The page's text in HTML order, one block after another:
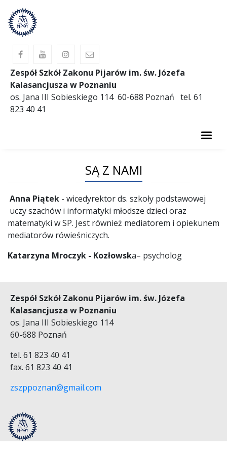
Zespół Szkół Zakonu Pijarów im. św. Józefa
Kalasancjusza w Poznaniu
os. Jana III Sobieskiego 114 60-688 Poznań tel. 61
823 40 41
PREWENCJA
OBIADY
BIBLIOTEKA
RADA RODZICÓW
MY I NASZE SUKCESY
WSPÓŁPRACA
WSPIERAJ NAS
POZNAŃSKI BIEG JOŃCA
KONTAKT
20 LECIE SZKOŁY
SĄ Z NAMI
Anna Piątek - wicedyrektor ds. szkoły podstawowej
uczy szachów i informatyki młodsze dzieci oraz
matematyki w SP. Jest również mediatorem i opiekunem
mediatorów rówieśniczych.
Katarzyna Mroczyk - Kozłowska– psycholog
Zespół Szkół Zakonu Pijarów im. św. Józefa
Kalasancjusza w Poznaniu
os. Jana III Sobieskiego 114
60-688 Poznań
tel. 61 823 40 41
fax. 61 823 40 41
zszppoznan@gmail.com